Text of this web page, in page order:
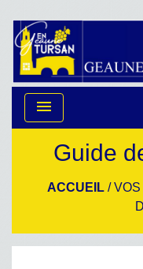
menu
Guide
ACCUEIL/